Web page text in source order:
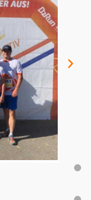
es beim
in der
dem
Jochen
hat.
die fünfte
es
die
zu